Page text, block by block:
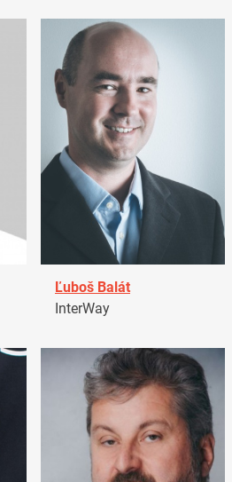
Ľuboš Balát
InterWay